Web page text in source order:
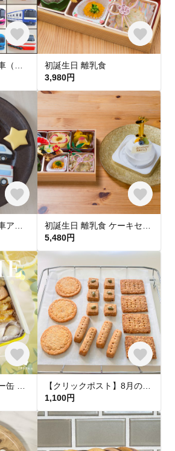
初誕生日 離乳食
3,980円
5,480円
1,100円